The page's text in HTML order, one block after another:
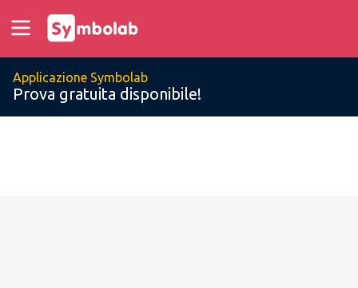
Applicazione Symbolab
Prova gratuita disponibile!